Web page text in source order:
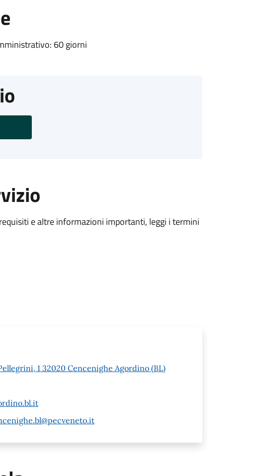
60 giorni
e altre informazioni importanti, leggi i termini
1 32020 Cencenighe Agordino (BL)